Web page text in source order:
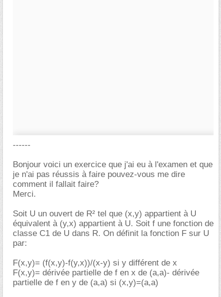
------
Bonjour voici un exercice que j'ai eu à l'examen et que
je n'ai pas réussis à faire pouvez-vous me dire
comment il fallait faire?
Merci.
Soit U un ouvert de R² tel que (x,y) appartient à U
équivalent à (y,x) appartient à U. Soit f une fonction de
classe C1 de U dans R. On définit la fonction F sur U
par:
F(x,y)= (f(x,y)-f(y,x))/(x-y) si y différent de x
F(x,y)= dérivée partielle de f en x de (a,a)- dérivée
partielle de f en y de (a,a) si (x,y)=(a,a)